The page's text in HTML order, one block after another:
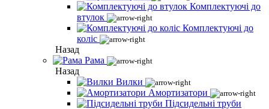
Комплектуючі до
втулок
Комплектуючі до
коліс
Назад
Рама
Назад
Вилки
Амортизатори
Підсидельні труби